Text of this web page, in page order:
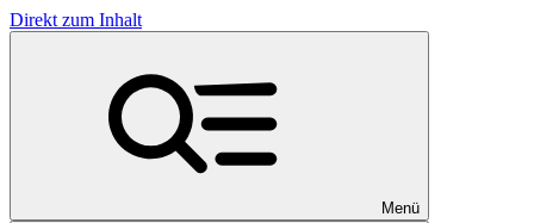
Direkt zum Inhalt
Menü